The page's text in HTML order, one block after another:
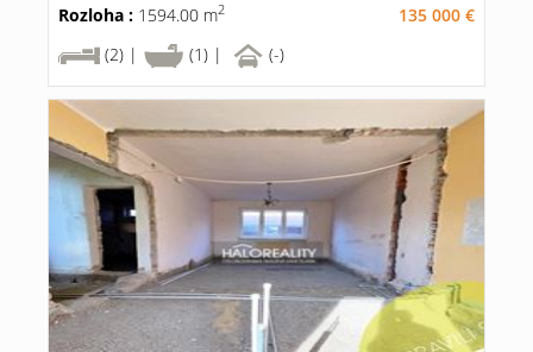
Rozloha : 1594.00 m2
135 000 €
(2) |
(1) | (-)